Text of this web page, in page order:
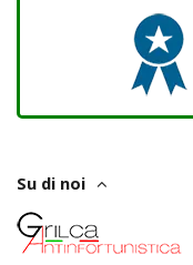
Su di noi